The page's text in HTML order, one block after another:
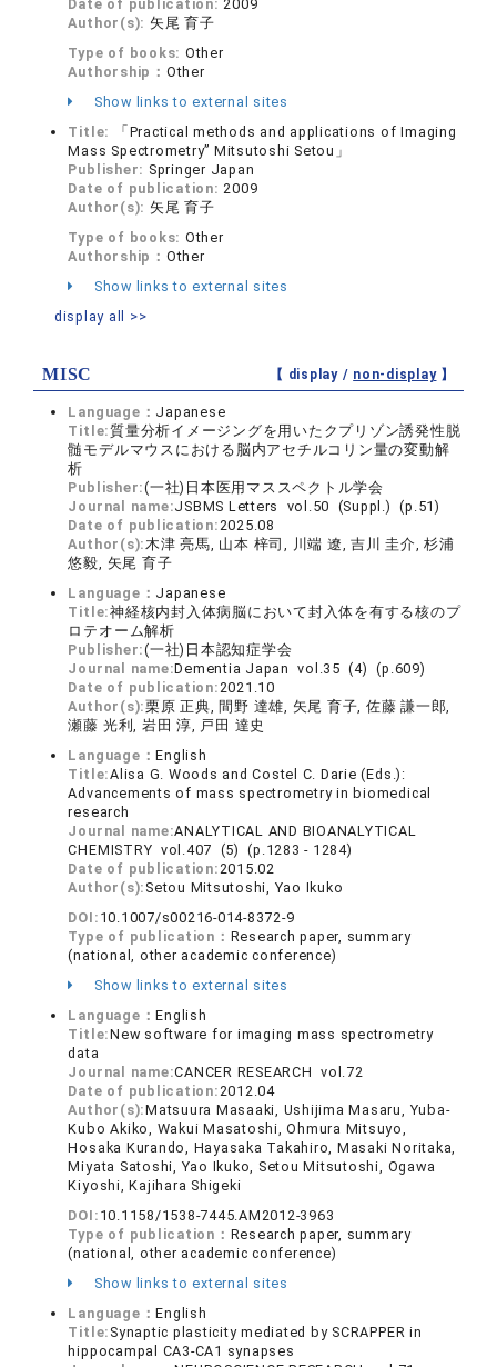
Date of publication:2009
Author(s): 矢尾 育子
Type of books: Other
Authorship： Other
Show links to external sites
Title:
「Practical methods and applications of Imaging
Mass Spectrometry” Mitsutoshi Setou」
Publisher: Springer Japan
Date of publication:2009
Author(s): 矢尾 育子
Type of books: Other
Authorship： Other
Show links to external sites
display all >>
MISC 【 display / non-display】
Language： Japanese
Title:質量分析イメージングを用いたクプリゾン誘発性脱
髄モデルマウスにおける脳内アセチルコリン量の変動解
析
Publisher:(一社)日本医用マススペクトル学会
Journal name:JSBMS Letters vol.50 (Suppl.) (p.51)
Date of publication:2025.08
Author(s):木津 亮馬, 山本 梓司, 川端 遼, 吉川 圭介, 杉浦
悠毅, 矢尾 育子
Language： Japanese
Title:神経核内封入体病脳において封入体を有する核のプ
ロテオーム解析
Publisher:(一社)日本認知症学会
Journal name:Dementia Japan vol.35 (4) (p.609)
Date of publication:2021.10
Author(s):栗原 正典, 間野 達雄, 矢尾 育子, 佐藤 謙一郎,
瀬藤 光利, 岩田 淳, 戸田 達史
Language：English
Title:Alisa G. Woods and Costel C. Darie (Eds.):
Advancements of mass spectrometry in biomedical
research
Journal name:ANALYTICAL AND BIOANALYTICAL
CHEMISTRY vol.407 (5) (p.1283 - 1284)
Date of publication:2015.02
Author(s): Setou Mitsutoshi, Yao Ikuko
DOI: 10.1007/s00216-014-8372-9
Type of publication： Research paper, summary
(national, other academic conference)
Show links to external sites
Language：English
Title:New software for imaging mass spectrometry
data
Journal name:CANCER RESEARCH vol.72
Date of publication:2012.04
Author(s):Matsuura Masaaki, Ushijima Masaru, Yuba-
Kubo Akiko, Wakui Masatoshi, Ohmura Mitsuyo,
Hosaka Kurando, Hayasaka Takahiro, Masaki Noritaka,
Miyata Satoshi, Yao Ikuko, Setou Mitsutoshi, Ogawa
Kiyoshi, Kajihara Shigeki
DOI: 10.1158/1538-7445.AM2012-3963
Type of publication： Research paper, summary
(national, other academic conference)
Show links to external sites
Language：English
Title: Synaptic plasticity mediated by SCRAPPER in
hippocampal CA3-CA1 synapses